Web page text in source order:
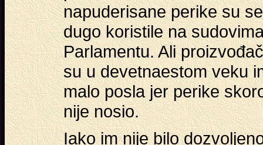
napuderisane perike su
dugo koristile na
Parlamentu. Ali
su u devetnaestom veku
malo posla jer perike
nije nosio.
Iako im nije bilo